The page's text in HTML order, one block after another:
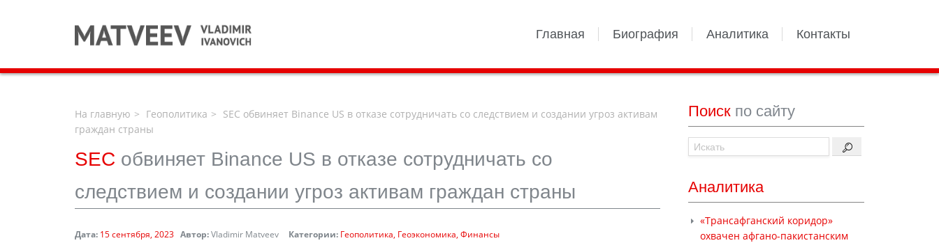
Главная Биография Аналитика Контакты
На главную Геополитика
SEC обвиняет Binance US в отказе сотрудничать со следствием и создании угроз активам
граждан страны
SEC обвиняет Binance US в отказе сотрудничать со
следствием и создании угроз активам граждан страны
Дата: 15 сентября, 2023 Автор:Vladimir Matveev Категории: Геополитика Геоэкономика Финансы
Поиск по сайту
Аналитика
«Трансафганский коридор»
охвачен афгано-пакистанским